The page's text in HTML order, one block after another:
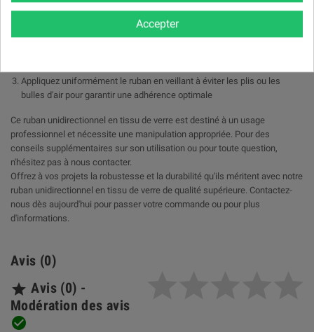
Assurez-vous que la surface est propre et exempte de toute saleté ou
graisse avant l'application du ruban.
Appliquez uniformément le ruban en veillant à éviter les plis ou les
bulles d'air pour garantir une adhérence optimale
Ce ruban unidirectionnel en tissu de verre est destiné à un usage
professionnel et nécessite une manipulation appropriée. Pour des
conseils supplémentaires sur son utilisation ou pour toute question,
n'hésitez pas à nous contacter.
Offrez à vos projets la robustesse et la durabilité qu'ils méritent avec notre
ruban unidirectionnel en tissu de verre de qualité supérieure. Contactez-
nous dès aujourd'hui pour passer votre commande ou pour plus
d'informations.
Avis (0)
 Avis (0) -
Modération des avis

Accepter